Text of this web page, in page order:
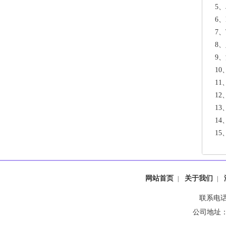
5、
6、
7、
8、
9、
10
11
12
13
14
15
网站首页 关于我们
联系电
公司地址